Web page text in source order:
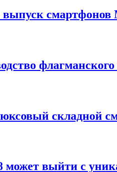
выпуск
складной
может выйти с